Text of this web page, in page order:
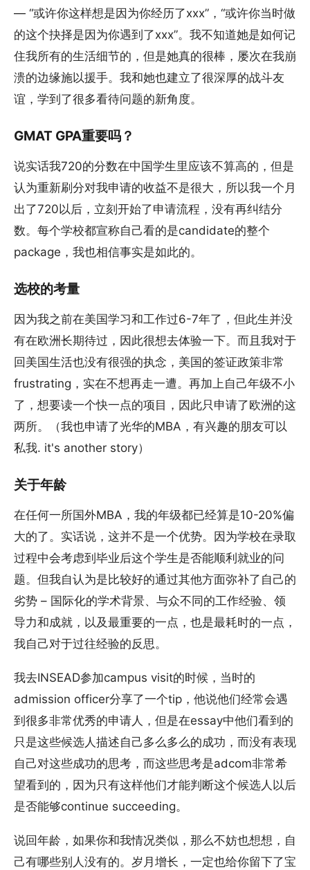
— “或许你这样想是因为你经历了xxx”，“或许你当时做
的这个抉择是因为你遇到了xxx”。我不知道她是如何记
住我所有的生活细节的，但是她真的很棒，屡次在我崩
溃的边缘施以援手。我和她也建立了很深厚的战斗友
谊，学到了很多看待问题的新角度。
GMAT GPA重要吗？
说实话我720的分数在中国学生里应该不算高的，但是
认为重新刷分对我申请的收益不是很大，所以我一个月
出了720以后，立刻开始了申请流程，没有再纠结分
数。每个学校都宣称自己看的是candidate的整个
package，我也相信事实是如此的。
选校的考量
因为我之前在美国学习和工作过6-7年了，但此生并没
有在欧洲长期待过，因此很想去体验一下。而且我对于
回美国生活也没有很强的执念，美国的签证政策非常
frustrating，实在不想再走一遭。再加上自己年级不小
了，想要读一个快一点的项目，因此只申请了欧洲的这
两所。（我也申请了光华的MBA，有兴趣的朋友可以
私我. it's another story）
关于年龄
在任何一所国外MBA，我的年级都已经算是10-20%偏
大的了。实话说，这并不是一个优势。因为学校在录取
过程中会考虑到毕业后这个学生是否能顺利就业的问
题。但我自认为是比较好的通过其他方面弥补了自己的
劣势 – 国际化的学术背景、与众不同的工作经验、领
导力和成就，以及最重要的一点，也是最耗时的一点，
我自己对于过往经验的反思。
我去INSEAD参加campus visit的时候，当时的
admission officer分享了一个tip，他说他们经常会遇
到很多非常优秀的申请人，但是在essay中他们看到的
只是这些候选人描述自己多么多么的成功，而没有表现
自己对这些成功的思考，而这些思考是adcom非常希
望看到的，因为只有这样他们才能判断这个候选人以后
是否能够continue succeeding。
说回年龄，如果你和我情况类似，那么不妨也想想，自
己有哪些别人没有的。岁月增长，一定也给你留下了宝